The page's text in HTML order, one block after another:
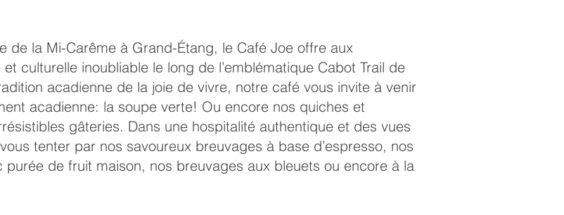
la Mi-Carême à Grand-Étang, le Café Joe offre aux
culturelle inoubliable le long de l’emblématique Cabot Trail de
acadienne de la joie de vivre, notre café vous invite à venir
acadienne: la soupe verte! Ou encore nos quiches et
gâteries. Dans une hospitalité authentique et des vues
tenter par nos savoureux breuvages à base d’espresso, nos
de fruit maison, nos breuvages aux bleuets ou encore à la